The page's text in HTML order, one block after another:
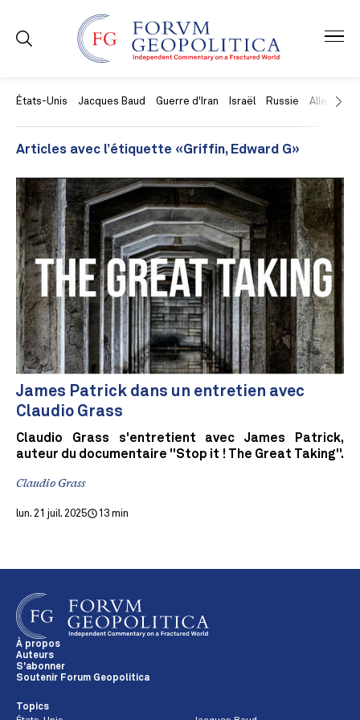
États-Unis Jacques Baud Guerre d'Iran Israël Russie Allemagne
Articles avec l’étiquette «Griffin, Edward G»
James Patrick dans un entretien avec
Claudio Grass
Claudio Grass s'entretient avec James Patrick,
auteur du documentaire "Stop it ! The Great Taking".
Claudio Grass
lun. 21 juil. 2025 13 min
À propos
Auteurs
S'abonner
Soutenir Forum Geopolitica
Topics